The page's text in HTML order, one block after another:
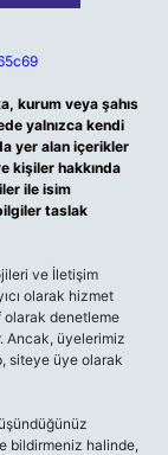
kurum veya şahıs
yalnızca kendi
yer alan içerikler
kişiler hakkında
ile isim
taslak
ve İletişim
olarak hizmet
denetleme
Ancak, üyelerimiz
siteye üye olarak
bildirmeniz halinde,